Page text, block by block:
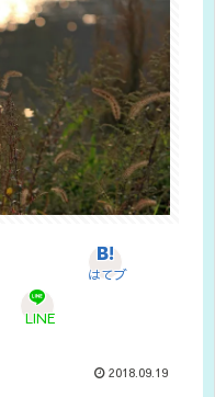
はてブ
LINE
2018.09.19